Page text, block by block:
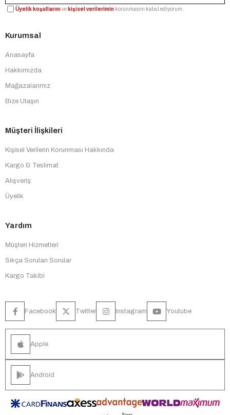
Üyelik koşullarınıve kişisel verilerimin korunmasını kabul ediyorum.
Kurumsal
Anasayfa
Hakkımızda
Mağazalarımız
Bize Ulaşın
Müşteri İlişkileri
Kişisel Verilerin Korunması Hakkında
Kargo & Teslimat
Alışveriş
Üyelik
Yardım
Müşteri Hizmetleri
Sıkça Sorulan Sorular
Kargo Takibi
Facebook Twitter Instagram Youtube
Apple
Android